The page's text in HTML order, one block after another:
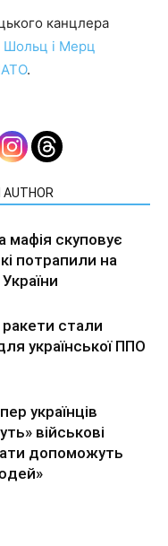
канцлера
Шольц і Мерц
.
AUTHOR
мафія скуповує
потрапили на
ракети стали
української ППО
українців
військові
допоможуть